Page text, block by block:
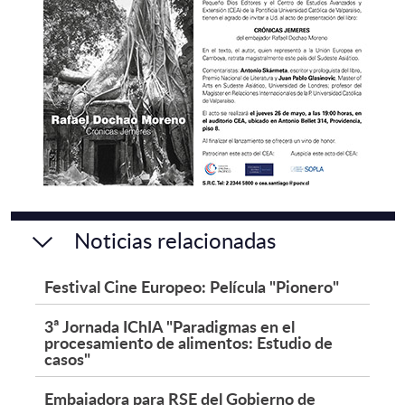
Noticias relacionadas
Festival Cine Europeo: Película "Pionero"
3ª Jornada IChIA "Paradigmas en el
procesamiento de alimentos: Estudio de
casos"
Embajadora para RSE del Gobierno de